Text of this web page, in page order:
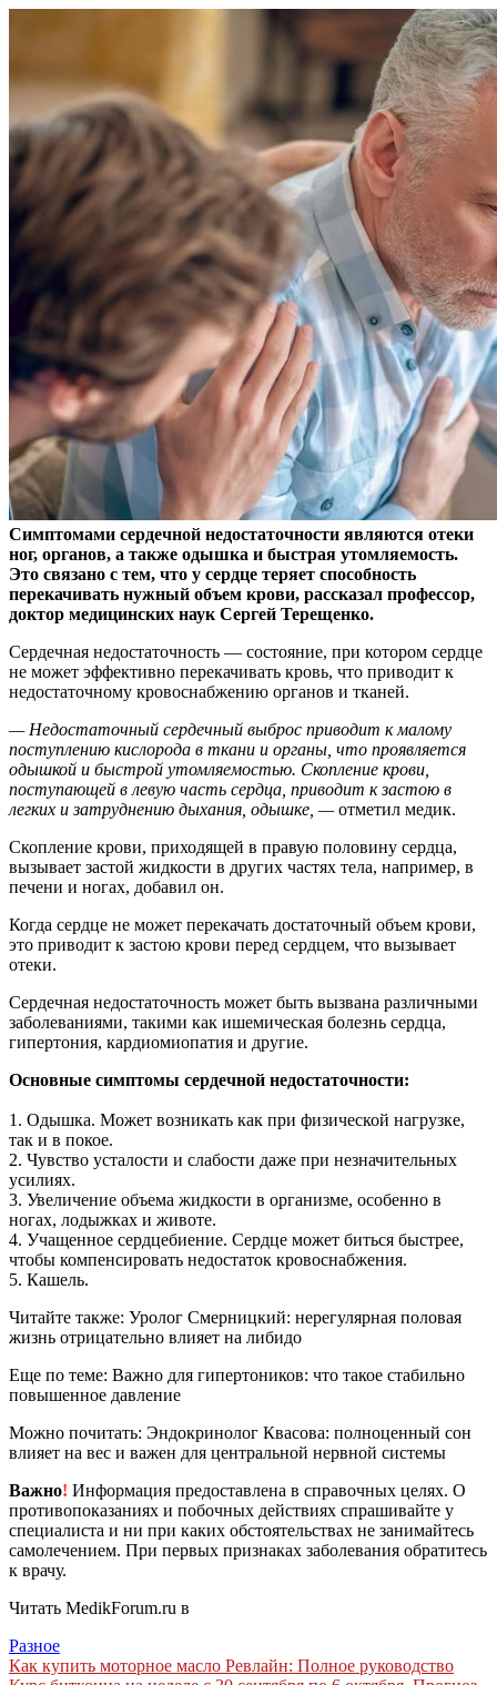
Симптомами сердечной недостаточности являются отеки
ног, органов, а также одышка и быстрая утомляемость.
Это связано с тем, что у сердце теряет способность
перекачивать нужный объем крови, рассказал профессор,
доктор медицинских наук Сергей Терещенко.
Сердечная недостаточность — состояние, при котором сердце
не может эффективно перекачивать кровь, что приводит к
недостаточному кровоснабжению органов и тканей.
— Недостаточный сердечный выброс приводит к малому
поступлению кислорода в ткани и органы, что проявляется
одышкой и быстрой утомляемостью. Скопление крови,
поступающей в левую часть сердца, приводит к застою в
легких и затруднению дыхания, одышке, —отметил медик.
Скопление крови, приходящей в правую половину сердца,
вызывает застой жидкости в других частях тела, например, в
печени и ногах, добавил он.
Когда сердце не может перекачать достаточный объем крови,
это приводит к застою крови перед сердцем, что вызывает
отеки.
Сердечная недостаточность может быть вызвана различными
заболеваниями, такими как ишемическая болезнь сердца,
гипертония, кардиомиопатия и другие.
Основные симптомы сердечной недостаточности:
1. Одышка. Может возникать как при физической нагрузке,
так и в покое.
2. Чувство усталости и слабости даже при незначительных
усилиях.
3. Увеличение объема жидкости в организме, особенно в
ногах, лодыжках и животе.
4. Учащенное сердцебиение. Сердце может биться быстрее,
чтобы компенсировать недостаток кровоснабжения.
5. Кашель.
Читайте также: Уролог Смерницкий: нерегулярная половая
жизнь отрицательно влияет на либидо
Еще по теме: Важно для гипертоников: что такое стабильно
повышенное давление
Можно почитать: Эндокринолог Квасова: полноценный сон
влияет на вес и важен для центральной нервной системы
Важно! Информация предоставлена в справочных целях. О
противопоказаниях и побочных действиях спрашивайте у
специалиста и ни при каких обстоятельствах не занимайтесь
самолечением. При первых признаках заболевания обратитесь
к врачу.
Читать MedikForum.ru в
Разное
Навигация
Как купить моторное масло Ревлайн: Полное руководство